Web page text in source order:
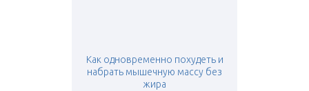
Как одновременно похудеть и
набрать мышечную массу без
жира